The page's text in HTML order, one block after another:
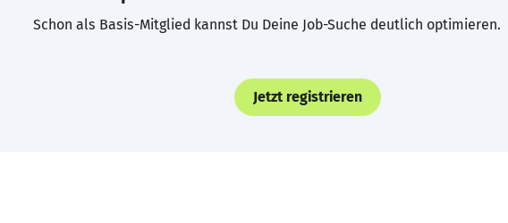
Schon als Basis-Mitglied kannst Du Deine Job-Suche deutlich optimieren.
Jetzt registrieren